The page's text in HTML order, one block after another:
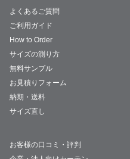
よくあるご質問
ご利用ガイド
How to Order
サイズの測り方
無料サンプル
お見積りフォーム
納期・送料
サイズ直し
お客様の口コミ・評判